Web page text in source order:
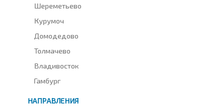
Шереметьево
Курумоч
Домодедово
Толмачево
Владивосток
Гамбург
НАПРАВЛЕНИЯ